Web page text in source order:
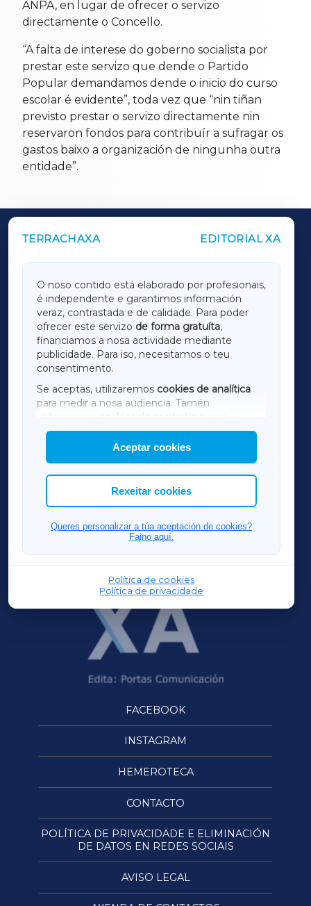
ANPA, en lugar de ofrecer o servizo
directamente o Concello.
“A falta de interese do goberno socialista por
prestar este servizo que dende o Partido
Popular demandamos dende o inicio do curso
escolar é evidente”, toda vez que “nin tiñan
previsto prestar o servizo directamente nin
reservaron fondos para contribuír a sufragar os
gastos baixo a organización de ningunha outra
entidade”.
TERRACHAXA EDITORIAL XA
O noso contido está elaborado por profesionais,
é independente e garantimos información
veraz, contrastada e de calidade. Para poder
ofrecer este servizo de forma gratuíta,
financiamos a nosa actividade mediante
publicidade. Para iso, necesitamos o teu
consentimento.
Se aceptas, utilizaremos cookies de analítica
para medir a nosa audiencia. Tamén
utilizaremos
cookies de marketing
mostrar publicidade de terceiros.
Así mesmo, podes personalizar a elección das
cookies que desexas permitir.
Aceptar cookies
Rexeitar cookies
Queres personalizar a túa aceptación de cookies?
Faino aquí.
Política de cookies
Política de privacidade
OUTROS PERIÓDICOS
LUGOXA
TERRACHAXA
AMARIÑAXA
RIBEIRASACRAXA
ACORUÑAXA
FERROLXA
OURENSEXA
FACEBOOK
INSTAGRAM
HEMEROTECA
CONTACTO
POLÍTICA DE PRIVACIDADE E ELIMINACIÓN
DE DATOS EN REDES SOCIAIS
AVISO LEGAL